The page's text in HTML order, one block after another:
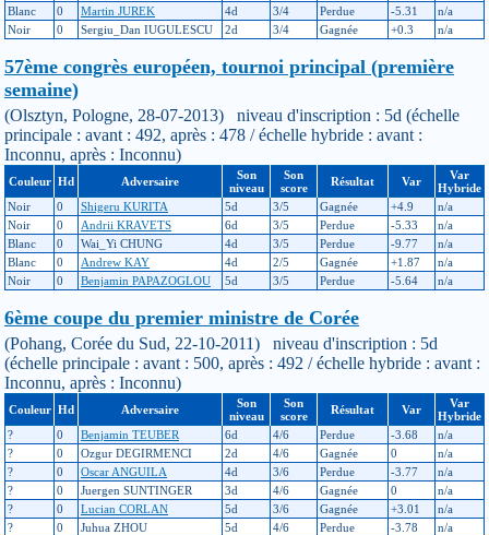
Blanc
0 Martin JUREK 4d 3/4 Perdue -5.31
n/a
Noir
0 Sergiu_Dan IUGULESCU 2d 3/4 Gagnée +0.3 n/a
57ème congrès européen, tournoi principal (première
semaine)
(Olsztyn, Pologne, 28-07-2013) niveau d'inscription : 5d (échelle
principale : avant : 492, après : 478 / échelle hybride : avant :
Inconnu, après : Inconnu)
Couleur Hd Adversaire
Son
niveau
Son
score
Résultat Var
Var
Hybride
Noir
0 Shigeru KURITA 5d 3/5 Gagnée +4.9
n/a
Noir
0 Andrii KRAVETS 6d 3/5 Perdue -5.33
n/a
Blanc
0 Wai_Yi CHUNG 4d 3/5 Perdue -9.77
n/a
Blanc
0 Andrew KAY 4d 2/5 Gagnée +1.87
n/a
Noir
0 Benjamin PAPAZOGLOU 5d 3/5 Perdue -5.64 n/a
6ème coupe du premier ministre de Corée
(Pohang, Corée du Sud, 22-10-2011) niveau d'inscription : 5d
(échelle principale : avant : 500, après : 492 / échelle hybride : avant :
Inconnu, après : Inconnu)
Couleur Hd Adversaire
Son
niveau
Son
score
Résultat Var
Var
Hybride
?
0 Benjamin TEUBER 6d 4/6 Perdue -3.68
n/a
?
0 Ozgur DEGIRMENCI 2d 4/6 Gagnée 0
n/a
?
0 Oscar ANGUILA 4d 3/6 Perdue -3.77
n/a
?
0 Juergen SUNTINGER 3d 4/6 Gagnée 0
n/a
?
0 Lucian CORLAN 5d 3/6 Gagnée +3.01
n/a
?
0 Juhua ZHOU 5d 4/6 Perdue -3.78 n/a